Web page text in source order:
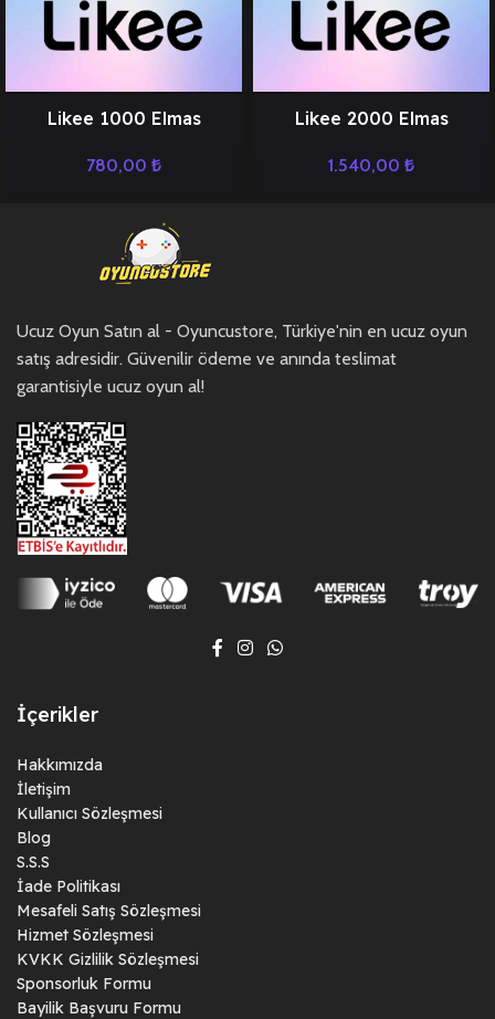
Likee 1000 Elmas
780,00 ₺
Likee 2000 Elmas
1.540,00 ₺
Ucuz Oyun Satın al - Oyuncustore, Türkiye'nin en ucuz oyun
satış adresidir. Güvenilir ödeme ve anında teslimat
garantisiyle ucuz oyun al!
İçerikler
Hakkımızda
İletişim
Kullanıcı Sözleşmesi
Blog
S.S.S
İade Politikası
Mesafeli Satış Sözleşmesi
Hizmet Sözleşmesi
KVKK Gizlilik Sözleşmesi
Sponsorluk Formu
Bayilik Başvuru Formu